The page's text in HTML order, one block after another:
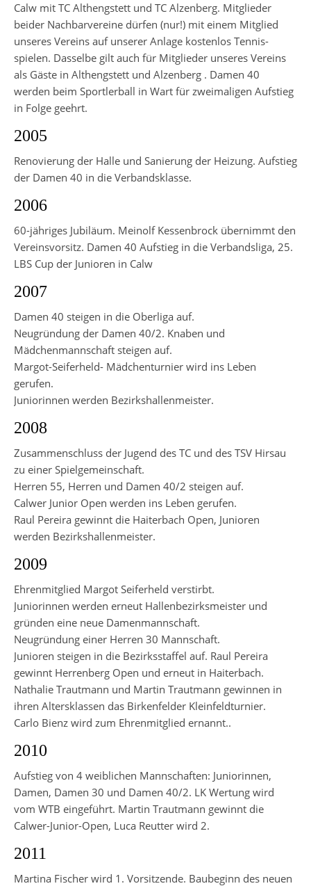
Calw mit TC Althengstett und TC Alzenberg. Mitglieder
beider Nachbarvereine dürfen (nur!) mit einem Mitglied
unseres Vereins auf unserer Anlage kostenlos Tennis­
spielen. Dasselbe gilt auch für Mitglieder unseres Vereins
als Gäste in Althengstett und Alzenberg . Damen 40
werden beim Sportlerball in Wart für zweimaligen Aufstieg
in Folge geehrt.
2005
Renovierung der Halle und Sanierung der Heizung. Aufstieg
der Damen 40 in die Verbandsklasse.
2006
60-jähriges Jubiläum. Meinolf Kessenbrock übernimmt den
Vereinsvorsitz. Damen 40 Aufstieg in die Verbandsliga, 25.
LBS Cup der Junioren in Calw
2007
Damen 40 steigen in die Oberliga auf.
Neugründung der Damen 40/2. Knaben und
Mädchenmannschaft steigen auf.
Margot-Seiferheld- Mädchenturnier wird ins Leben
gerufen.
Juniorinnen werden Bezirkshallenmeister.
2008
Zusammenschluss der Jugend des TC und des TSV Hirsau
zu einer Spielgemeinschaft.
Herren 55, Herren und Damen 40/2 steigen auf.
Calwer Junior Open werden ins Leben gerufen.
Raul Pereira gewinnt die Haiterbach Open, Junioren
werden Bezirkshallenmeister.
2009
Ehrenmitglied Margot Seiferheld verstirbt.
Juniorinnen werden erneut Hallenbezirksmeister und
gründen eine neue Damenmannschaft.
Neugründung einer Herren 30 Mannschaft.
Junioren steigen in die Bezirksstaffel auf. Raul Pereira
gewinnt Herrenberg Open und erneut in Haiterbach.
Nathalie Trautmann und Martin Trautmann gewinnen in
ihren Altersklassen das Birkenfelder Kleinfeldturnier.
Carlo Bienz wird zum Ehrenmitglied ernannt..
2010
Aufstieg von 4 weiblichen Mannschaften: Juniorinnen,
Damen, Damen 30 und Damen 40/2. LK Wertung wird
vom WTB eingeführt. Martin Trautmann gewinnt die
Calwer-Junior-Open, Luca Reutter wird 2.
2011
Martina Fischer wird 1. Vorsitzende. Baubeginn des neuen